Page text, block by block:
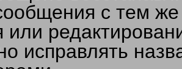
с тем
или
исправлять